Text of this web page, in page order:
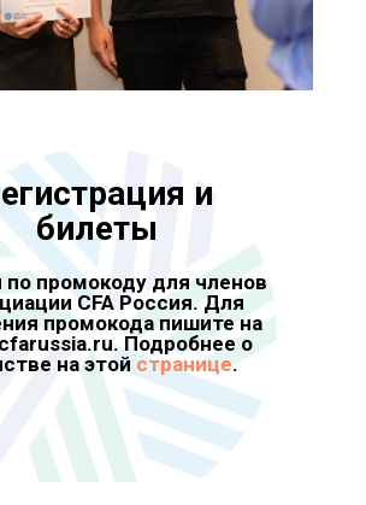
и
билеты
промокоду для членов
CFA Россия. Для
промокода пишите на
Подробнее о
на этой странице.